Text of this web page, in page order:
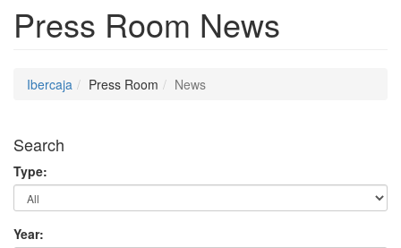
Press Room News
Ibercaja Press Room News
Search
Type:
Year: